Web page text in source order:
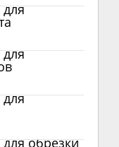
обрезки